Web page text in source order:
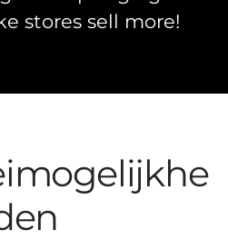
stores sell more!